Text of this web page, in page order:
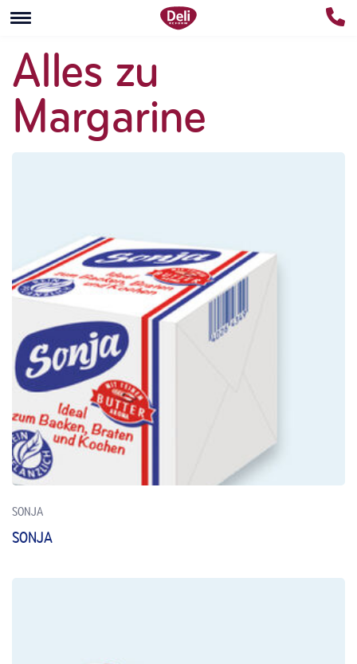
Alles zu
Margarine
SONJA
SONJA